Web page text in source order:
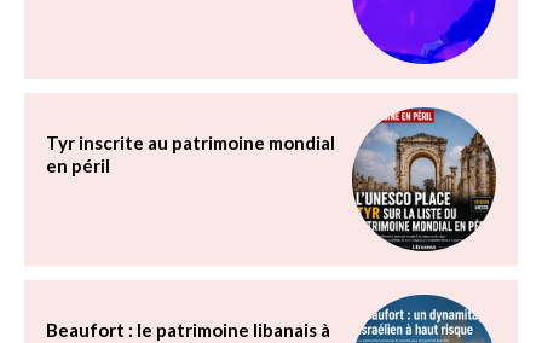
Tyr inscrite au patrimoine mondial
en péril
Beaufort : le patrimoine libanais à